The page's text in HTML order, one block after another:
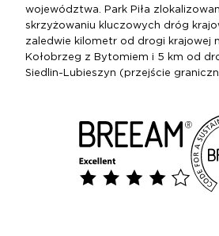
województwa. Park Piła
skrzyżowaniu kluczowych dróg
zaledwie kilometr od drogi krajowej
Kołobrzeg z Bytomiem i 5 km od
Siedlin-Lubieszyn (przejście